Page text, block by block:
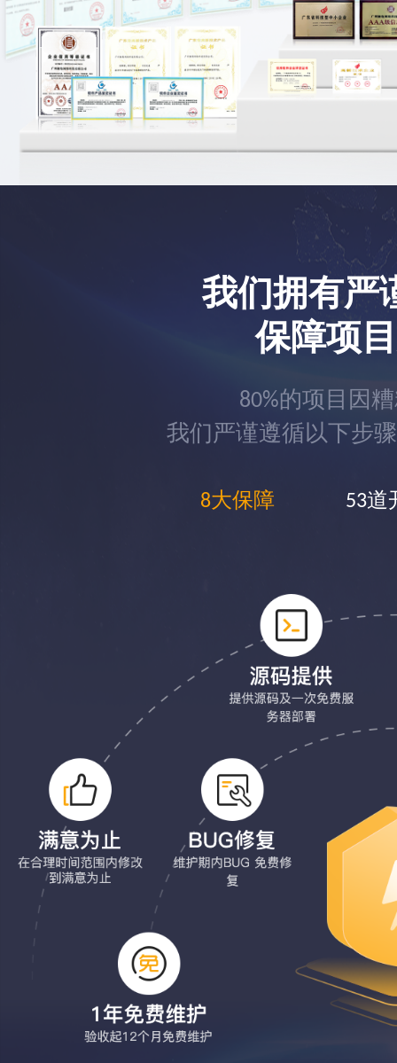
我们拥有严
保障项
80%的项目因
我们严谨遵循以下步
8大保障 53道